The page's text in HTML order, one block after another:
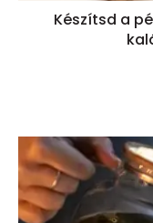
Készítsd a